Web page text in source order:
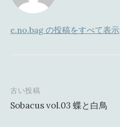
e.no.bag の投稿をすべて表示
投
稿
古い投稿
Sobacus vol.03 蝶と白鳥